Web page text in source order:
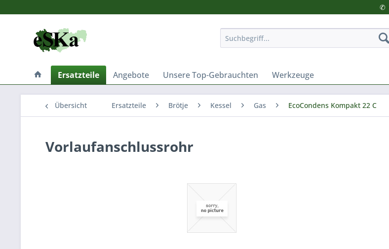
✆
Ersatzteile Angebote Unsere Top-Gebrauchten Werkzeuge
Übersicht Ersatzteile Brötje Kessel Gas EcoCondens Kompakt 22 C
Vorlaufanschlussrohr